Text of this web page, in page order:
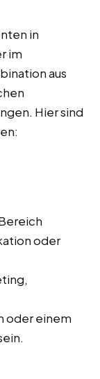
in
im
aus
Hier sind
oder
oder einem